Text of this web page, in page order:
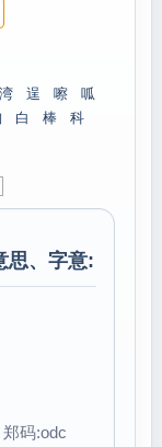
湾 逞 嚓
呱
白 棒
科
思、字意:
码:odc